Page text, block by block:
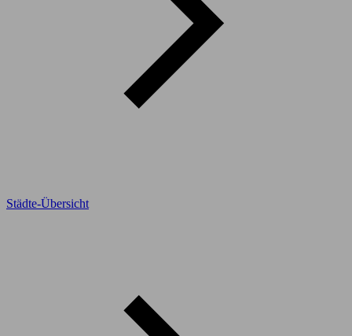
Städte-Übersicht